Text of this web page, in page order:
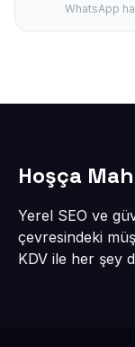
WhatsApp
Hoşça
Yerel SEO ve
çevresindeki
KDV ile her şey